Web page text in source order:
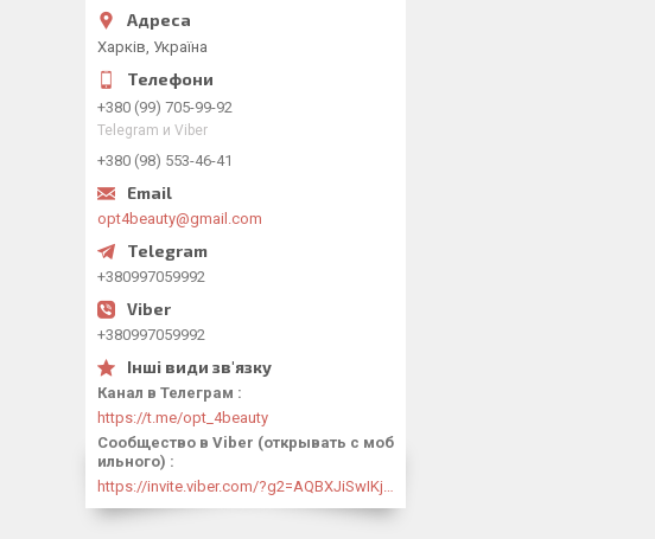
Харків, Україна
+380 (99) 705-99-92
Telegram и Viber
+380 (98) 553-46-41
opt4beauty@gmail.com
+380997059992
+380997059992
Канал в Телеграм
https://t.me/opt_4beauty
Сообщество в Viber (открывать с моб
ильного)